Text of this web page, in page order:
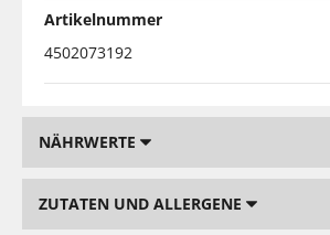
Artikelnummer
4502073192
NÄHRWERTE
ZUTATEN UND ALLERGENE